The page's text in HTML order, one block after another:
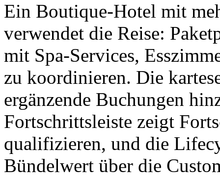
Ein Boutique-Hotel mit
verwendet die Reise:
mit Spa-Services,
zu koordinieren. Die
ergänzende Buchungen
Fortschrittsleiste zeigt
qualifizieren, und die
Bündelwert über die